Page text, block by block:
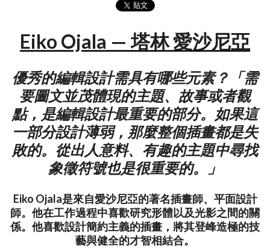
Eiko Ojala — 塔林 愛沙尼亞
優秀的編輯設計需具有哪些元素？「需
要圖文並茂體現的主題、故事或者觀
點，是編輯設計最重要的部分。如果這
一部分設計薄弱，那麼整個插畫都是失
敗的。從出人意料、有趣的主題中尋找
象徵符號也是很重要的。」
Eiko Ojala是來自愛沙尼亞的著名插畫師、平面設計
師。他在工作過程中喜歡研究形體以及光影之間的關
係。他喜歡設計簡約主義的插畫，將其登峰造極的技
藝與健全的才智相結合。